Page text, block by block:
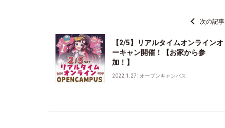
次の記事
【2/5】リアルタイムオンラインオ
ーキャン開催！【お家から参
加！】
2022.1.27 オープンキャンパス